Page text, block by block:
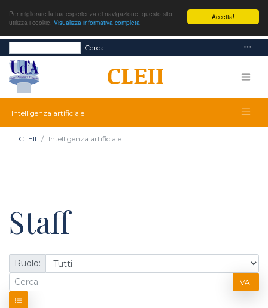
Accetta!
Per migliorare la tua esperienza di navigazione, questo sito
utilizza i cookie. Visualizza informativa completa
Cerca
Intelligenza artificiale
CLEII Intelligenza artificiale
Staff
Ruolo:
VAI